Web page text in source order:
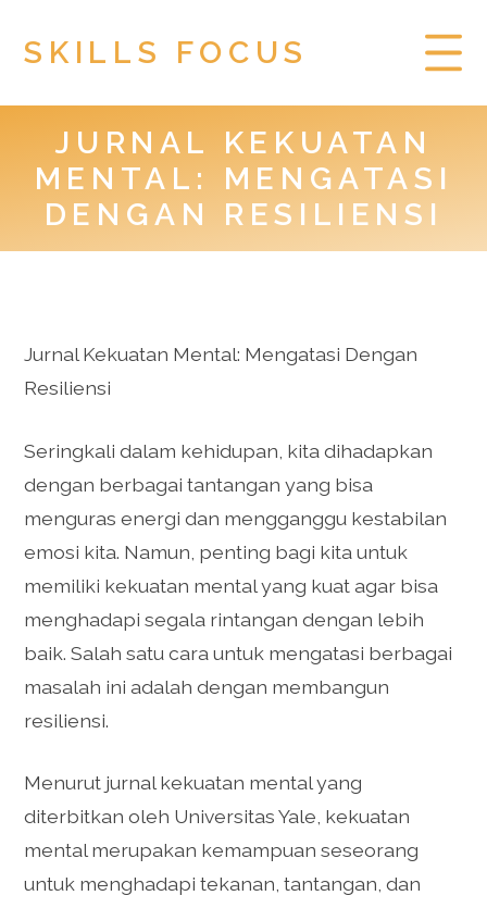
SKILLS FOCUS
HOME
PRIVACY POLICY
TOGEL HONGKONG
JURNAL KEKUATAN
MENTAL: MENGATASI
DENGAN RESILIENSI
Jurnal Kekuatan Mental: Mengatasi Dengan
Resiliensi
Seringkali dalam kehidupan, kita dihadapkan
dengan berbagai tantangan yang bisa
menguras energi dan mengganggu kestabilan
emosi kita. Namun, penting bagi kita untuk
memiliki kekuatan mental yang kuat agar bisa
menghadapi segala rintangan dengan lebih
baik. Salah satu cara untuk mengatasi berbagai
masalah ini adalah dengan membangun
resiliensi.
Menurut jurnal kekuatan mental yang
diterbitkan oleh Universitas Yale, kekuatan
mental merupakan kemampuan seseorang
untuk menghadapi tekanan, tantangan, dan